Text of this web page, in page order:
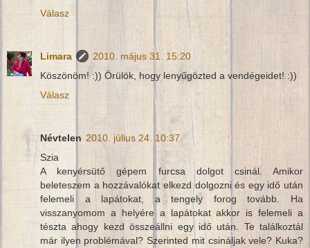
Válasz
Limara
2010. május 31. 15:20
Köszönöm! :)) Örülök, hogy lenyűgözted a vendégeidet! :))
Válasz
Névtelen 2010. július 24. 10:37
Szia
A kenyérsütő gépem furcsa dolgot csinál. Amikor
beleteszem a hozzávalókat elkezd dolgozni és egy idő után
felemeli a lapátokat, a tengely forog tovább. Ha
visszanyomom a helyére a lapátokat akkor is felemeli a
tészta ahogy kezd összeállni egy idő után. Te találkoztál
már ilyen problémával? Szerinted mit csináljak vele? Kuka?